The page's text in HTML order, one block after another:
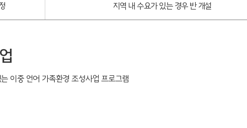
지역 내 수요가 있는 경우 반 개설
이중 언어 가족환경 조성사업 프로그램